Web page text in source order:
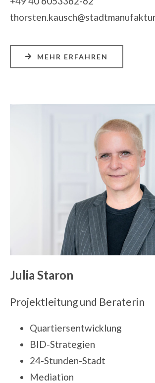
MEHR ERFAHREN
Julia Staron
Projektleitung und Beraterin
Quartiersentwicklung
BID-Strategien
24-Stunden-Stadt
Mediation